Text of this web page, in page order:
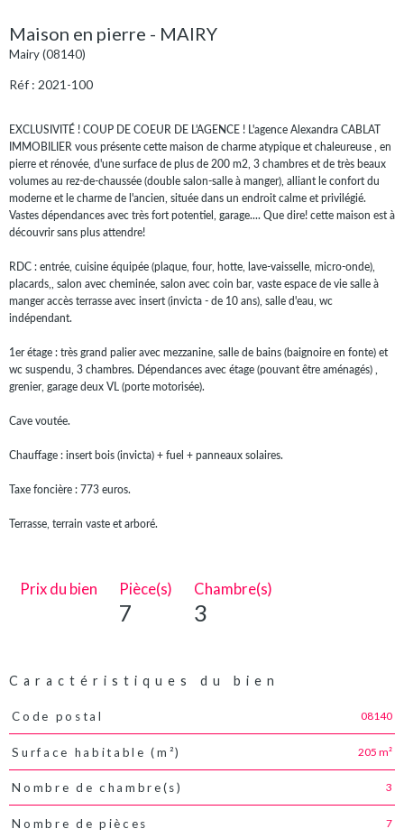
Maison en pierre - MAIRY
Mairy (08140)
Réf : 2021-100
EXCLUSIVITÉ ! COUP DE COEUR DE L'AGENCE ! L'agence Alexandra CABLAT
IMMOBILIER vous présente cette maison de charme atypique et chaleureuse , en
pierre et rénovée, d'une surface de plus de 200 m2, 3 chambres et de très beaux
volumes au rez-de-chaussée (double salon-salle à manger), alliant le confort du
moderne et le charme de l'ancien, située dans un endroit calme et privilégié.
Vastes dépendances avec très fort potentiel, garage.... Que dire! cette maison est à
découvrir sans plus attendre!
RDC : entrée, cuisine équipée (plaque, four, hotte, lave-vaisselle, micro-onde),
placards,, salon avec cheminée, salon avec coin bar, vaste espace de vie salle à
manger accès terrasse avec insert (invicta - de 10 ans), salle d'eau, wc
indépendant.
1er étage : très grand palier avec mezzanine, salle de bains (baignoire en fonte) et
wc suspendu, 3 chambres. Dépendances avec étage (pouvant être aménagés) ,
grenier, garage deux VL (porte motorisée).
Cave voutée.
Chauffage : insert bois (invicta) + fuel + panneaux solaires.
Taxe foncière : 773 euros.
Terrasse, terrain vaste et arboré.
Prix du bien Pièce(s)
7
Chambre(s)
3
Caractéristiques du bien
Caractéristiques Valeurs
Code postal 08140
Surface habitable (m²) 205 m²
Nombre de chambre(s) 3
Nombre de pièces 7